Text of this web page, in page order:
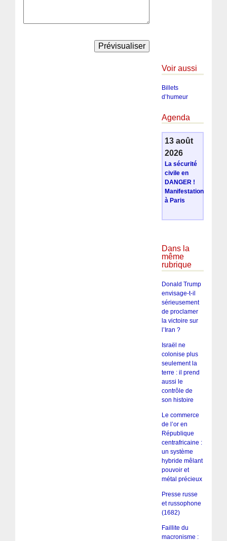
Voir aussi
Billets
d’humeur
Agenda
13 août
2026
La sécurité
civile en
DANGER !
Manifestation
à Paris
Dans la
même
rubrique
Donald Trump
envisage-t-il
sérieusement
de proclamer
la victoire sur
l’Iran ?
Israël ne
colonise plus
seulement la
terre : il prend
aussi le
contrôle de
son histoire
Le commerce
de l’or en
République
centrafricaine :
un système
hybride mêlant
pouvoir et
métal précieux
Presse russe
et russophone
(1682)
Faillite du
macronisme :